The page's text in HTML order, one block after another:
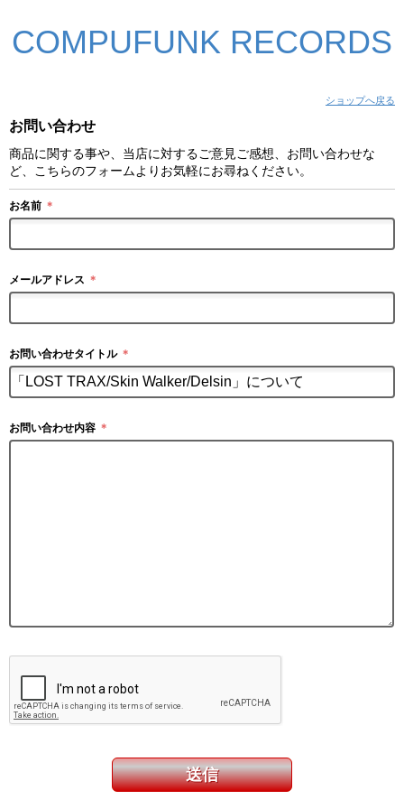
COMPUFUNK RECORDS
ショップへ戻る
お問い合わせ
商品に関する事や、当店に対するご意見ご感想、お問い合わせな
ど、こちらのフォームよりお気軽にお尋ねください。
お名前 ＊
メールアドレス ＊
お問い合わせタイトル ＊
お問い合わせ内容 ＊